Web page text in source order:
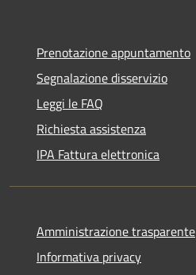
Prenotazione appuntamento
Segnalazione disservizio
Leggi le FAQ
Richiesta assistenza
IPA Fattura elettronica
Amministrazione trasparente
Informativa privacy